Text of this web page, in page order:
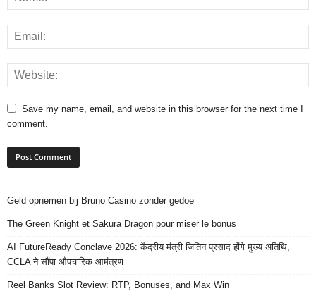
Save my name, email, and website in this browser for the next time I
comment.
Geld opnemen bij Bruno Casino zonder gedoe
The Green Knight et Sakura Dragon pour miser le bonus
AI FutureReady Conclave 2026: केंद्रीय मंत्री जितिन प्रसाद होंगे मुख्य अतिथि,
CCLA ने सौंपा औपचारिक आमंत्रण
Reel Banks Slot Review: RTP, Bonuses, and Max Win